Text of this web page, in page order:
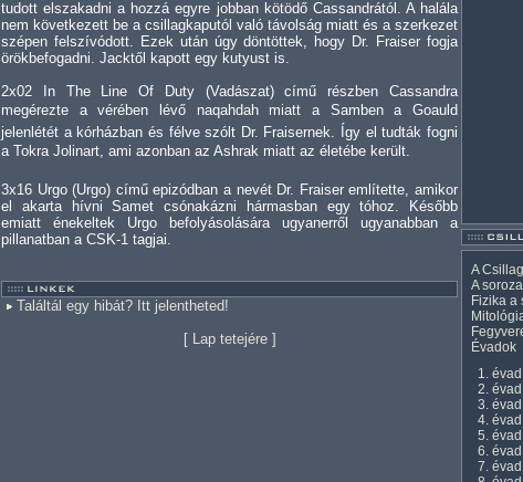
tudott elszakadni a hozzá egyre jobban kötödő Cassandrától. A halála
nem következett be a csillagkaputól való távolság miatt és a szerkezet
szépen felszívódott. Ezek után úgy döntöttek, hogy Dr. Fraiser fogja
örökbefogadni. Jacktől kapott egy kutyust is.
2x02 In The Line Of Duty (Vadászat) című részben Cassandra
megérezte a vérében lévő naqahdah miatt a Samben a Goauld
jelenlétét a kórházban és félve szólt Dr. Fraisernek. Így el tudták fogni
a Tokra Jolinart, ami azonban az Ashrak miatt az életébe került.
3x16 Urgo (Urgo) című epizódban a nevét Dr. Fraiser említette, amikor
el akarta hívni Samet csónakázni hármasban egy tóhoz. Később
emiatt énekeltek Urgo befolyásolására ugyanerről ugyanabban a
pillanatban a CSK-1 tagjai.
Találtál egy hibát? Itt jelentheted!
[ Lap tetejére]
A
A
Fizika a
Évadok
1. évad
2. évad
3. évad
4. évad
5. évad
6. évad
7. évad